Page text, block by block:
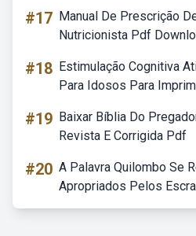
#17 Manual De Prescrição
Nutricionista Pdf
#18 Estimulação Cognitiva
Para Idosos Para
#19 Baixar Bíblia Do
Revista E Corrigida Pdf
#20 A Palavra Quilombo Se
Apropriados Pelos